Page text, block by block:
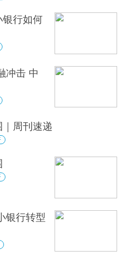
银行如何
冲击 中
｜周刊速递
银行转型